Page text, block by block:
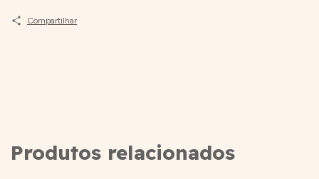
Compartilhar
Produtos relacionados